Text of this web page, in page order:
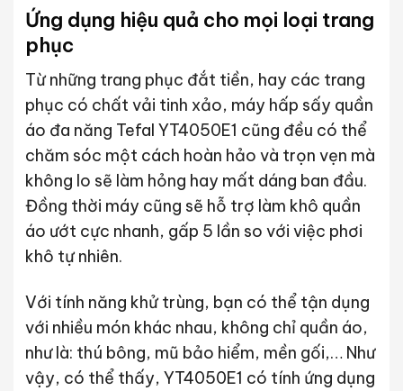
Ứng dụng hiệu quả cho mọi loại trang
phục
Từ những trang phục đắt tiền, hay các trang
phục có chất vải tinh xảo, máy hấp sấy quần
áo đa năng Tefal YT4050E1 cũng đều có thể
chăm sóc một cách hoàn hảo và trọn vẹn mà
không lo sẽ làm hỏng hay mất dáng ban đầu.
Đồng thời máy cũng sẽ hỗ trợ làm khô quần
áo ướt cực nhanh, gấp 5 lần so với việc phơi
khô tự nhiên.
Với tính năng khử trùng, bạn có thể tận dụng
với nhiều món khác nhau, không chỉ quần áo,
như là: thú bông, mũ bảo hiểm, mền gối,… Như
vậy, có thể thấy, YT4050E1 có tính ứng dụng